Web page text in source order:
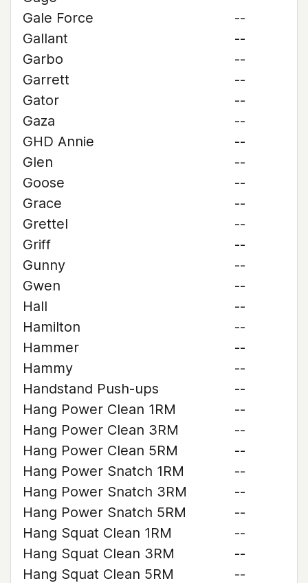
Gale Force
--
Gallant
--
Garbo
--
Garrett
--
Gator
--
Gaza
--
GHD Annie
--
Glen
--
Goose
--
Grace
--
Grettel
--
Griff
--
Gunny
--
Gwen
--
Hall
--
Hamilton
--
Hammer
--
Hammy
--
Handstand Push-ups
--
Hang Power Clean 1RM
--
Hang Power Clean 3RM
--
Hang Power Clean 5RM
--
Hang Power Snatch 1RM
--
Hang Power Snatch 3RM
--
Hang Power Snatch 5RM
--
Hang Squat Clean 1RM
--
Hang Squat Clean 3RM
--
Hang Squat Clean 5RM
--